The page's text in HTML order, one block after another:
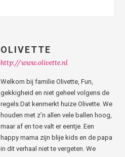
OLIVETTE
http://www.olivette.nl
Welkom bij familie Olivette, Fun,
gekkigheid en niet geheel volgens de
regels Dat kenmerkt huize Olivette. We
houden met z’n allen vele ballen hoog,
maar af en toe valt er eentje. Een
happy mama zijn blije kids en de papa
in dit verhaal niet te vergeten. We